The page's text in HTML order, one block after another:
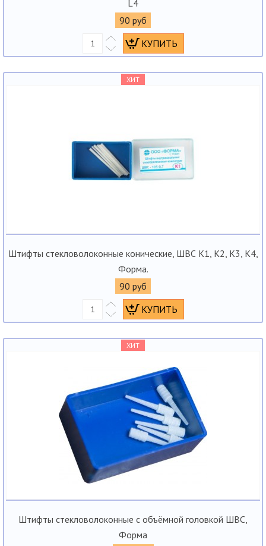
L4
90 руб
ХИТ
Штифты стекловолоконные конические, ШВС К1, К2, К3, К4,
Форма.
90 руб
ХИТ
Штифты стекловолоконные с объёмной головкой ШВС,
Форма